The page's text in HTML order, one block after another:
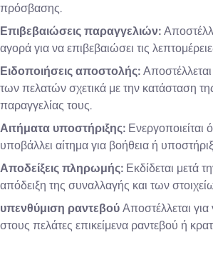
πρόσβασης.
Επιβεβαιώσεις παραγγελιών:
αγορά για να επιβεβαιώσει τις
Ειδοποιήσεις αποστολής:
των πελατών σχετικά με την κατάσταση
παραγγελίας τους.
Αιτήματα υποστήριξης: Ενεργοποιείται
υποβάλλει αίτημα για βοήθεια ή
Αποδείξεις πληρωμής: Εκδίδεται μετά
απόδειξη της συναλλαγής και των
υπενθύμιση ραντεβού Αποστέλλεται
στους πελάτες επικείμενα ραντεβού ή